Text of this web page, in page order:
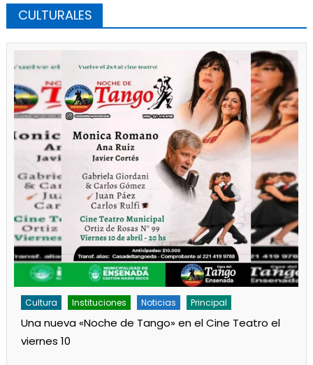
CULTURALES
Cultura Noticias Principal
Los jardines de Ensenada iniciaron la salita de 1 año